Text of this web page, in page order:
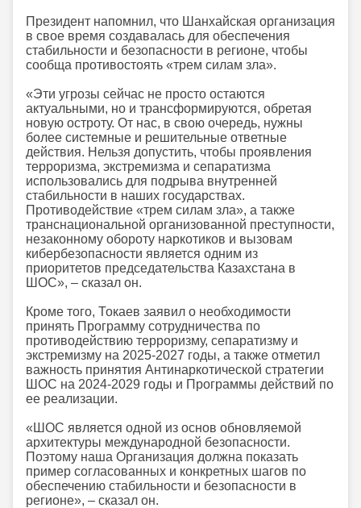
Президент напомнил, что Шанхайская организация
в свое время создавалась для обеспечения
стабильности и безопасности в регионе, чтобы
сообща противостоять «трем силам зла».
«Эти угрозы сейчас не просто остаются
актуальными, но и трансформируются, обретая
новую остроту. От нас, в свою очередь, нужны
более системные и решительные ответные
действия. Нельзя допустить, чтобы проявления
терроризма, экстремизма и сепаратизма
использовались для подрыва внутренней
стабильности в наших государствах.
Противодействие «трем силам зла», а также
транснациональной организованной преступности,
незаконному обороту наркотиков и вызовам
кибербезопасности является одним из
приоритетов председательства Казахстана в
ШОС», – сказал он.
Кроме того, Токаев заявил о необходимости
принять Программу сотрудничества по
противодействию терроризму, сепаратизму и
экстремизму на 2025-2027 годы, а также отметил
важность принятия Антинаркотической стратегии
ШОС на 2024-2029 годы и Программы действий по
ее реализации.
«ШОС является одной из основ обновляемой
архитектуры международной безопасности.
Поэтому наша Организация должна показать
пример согласованных и конкретных шагов по
обеспечению стабильности и безопасности в
регионе», – сказал он.